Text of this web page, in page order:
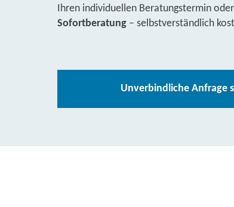
Ihren individuellen Beratungstermin
Sofortberatung – selbstverständlich
Unverbindliche Anfrage